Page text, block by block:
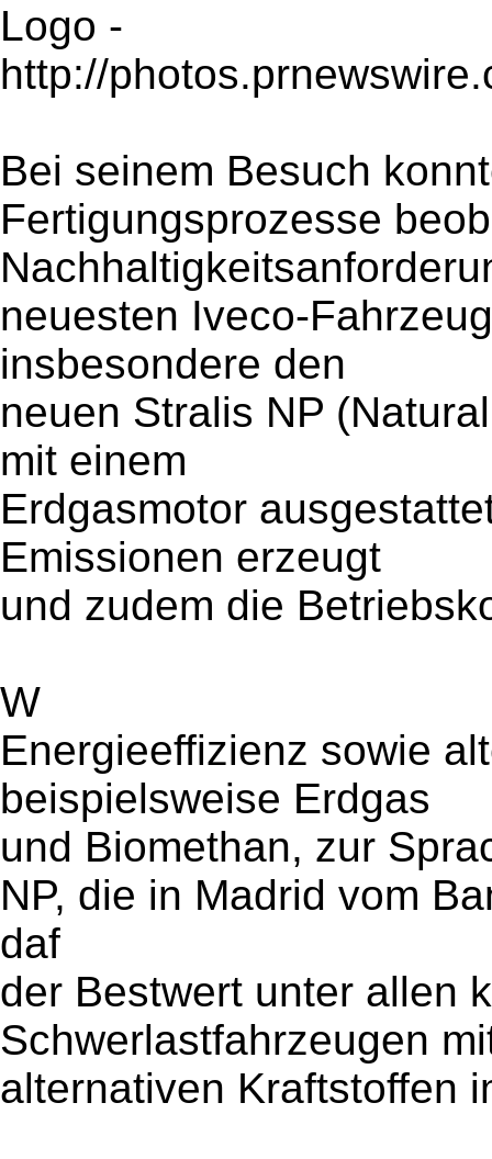
Logo -
http://
Bei seinem Besuch
Fertigungsprozesse
neuesten Iveco-
insbesondere den
neuen Stralis NP
mit einem
Erdgasmotor
Emissionen erzeugt
und zudem die
W
Energieeffizienz sowie
beispielsweise Erdgas
und Biomethan, zur
NP, die in Madrid vom
daf
der Bestwert unter allen
Schwerlastfahrzeugen
alternativen Kraftstoffen